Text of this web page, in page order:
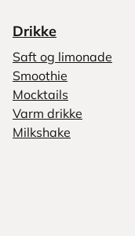
Drikke
Saft og limonade
Smoothie
Mocktails
Varm drikke
Milkshake